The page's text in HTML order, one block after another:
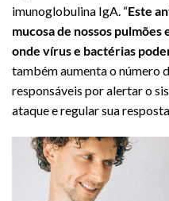
imunoglobulina IgA. “Este
mucosa de nossos
onde vírus e bactérias
também aumenta o número
responsáveis por alertar o
ataque e regular sua